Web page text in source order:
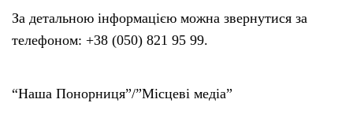
За детальною інформацією можна звернутися за
телефоном: +38 (050) 821 95 99.
“Наша Понорниця”/”Місцеві медіа”